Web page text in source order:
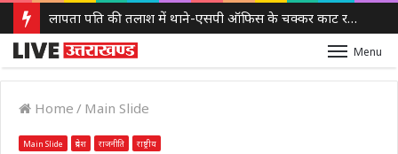
लापता पति की तलाश में थाने-एसपी ऑफिस के चक्कर काट रही नवविवाहिता, ससुराल वालों पर गंभीर आरोप
Menu
Home / Main Slide
Main Slide प्रदेश राजनीति राष्ट्रीय